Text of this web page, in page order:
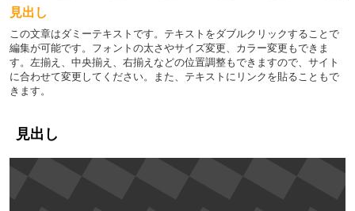
見出し
この文章はダミーテキストです。テキストをダブルクリックすることで
編集が可能です。フォントの太さやサイズ変更、カラー変更もできま
す。左揃え、中央揃え、右揃えなどの位置調整もできますので、サイト
に合わせて変更してください。また、テキストにリンクを貼ることもで
きます。
見出し